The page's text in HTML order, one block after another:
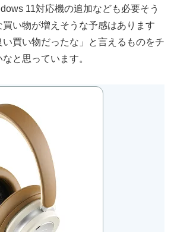
11対応機の追加なども必要そう
い物が増えそうな予感はあります
買い物だったな」と言えるものをチ
と思っています。